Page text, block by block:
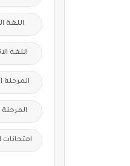
اللغة
اللغه
المرحلة
المرحلة
امتحانات